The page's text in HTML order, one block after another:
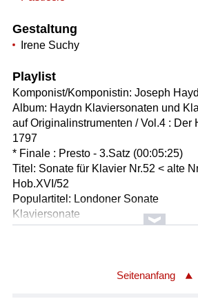
Gestaltung
Irene Suchy
Playlist
Komponist/Komponistin: Joseph
Album: Haydn Klaviersonaten und
auf Originalinstrumenten / Vol.4 : Der
1797
* Finale : Presto - 3.Satz (00:05:25)
Titel: Sonate für Klavier Nr.52 < alte
Hob.XVI/52
Populartitel: Londoner Sonate
Klaviersonate
Solist/Solistin: Paul Badura Skoda
Seitenanfang